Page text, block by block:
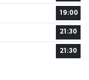
19:00
21:30
21:30